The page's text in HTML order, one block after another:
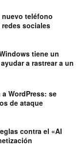
teléfono
sociales
tiene un
a rastrear a un
WordPress: se
de ataque
contra el «AI